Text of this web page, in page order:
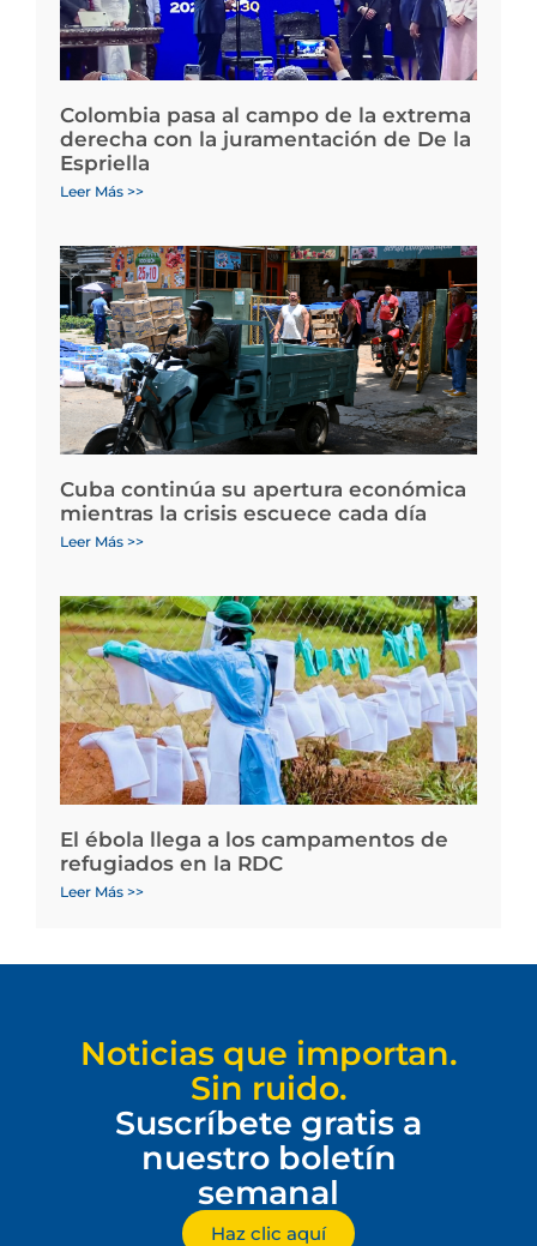
Colombia pasa al campo de la extrema
derecha con la juramentación de De la
Espriella
Leer Más >>
Cuba continúa su apertura económica
mientras la crisis escuece cada día
Leer Más >>
El ébola llega a los campamentos de
refugiados en la RDC
Leer Más >>
Noticias que importan.
Sin ruido.
Suscríbete gratis a
nuestro boletín
semanal
Haz clic aquí